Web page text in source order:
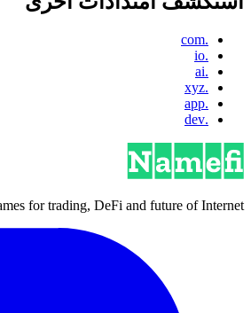
.com
.io
.ai
.xyz
.app
.dev
for trading, DeFi and future of Internet.